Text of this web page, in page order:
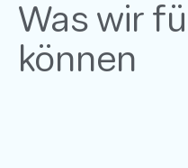
Was wir
können